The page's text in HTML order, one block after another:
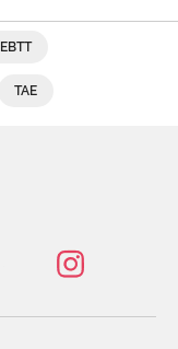
EBTT
TAE